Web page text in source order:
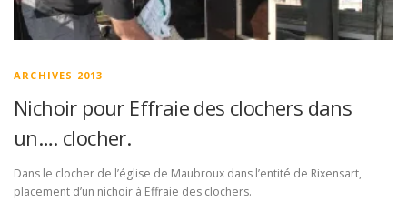
ARCHIVES 2013
Nichoir pour Effraie des clochers dans
un…. clocher.
Dans le clocher de l’église de Maubroux dans l’entité de Rixensart,
placement d’un nichoir à Effraie des clochers.